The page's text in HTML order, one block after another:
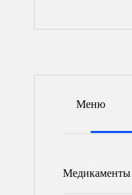
Меню
Медикаменты